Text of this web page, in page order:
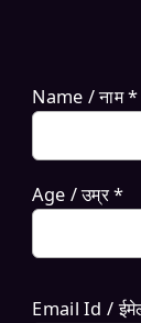
Name / नाम *
Age / उम्र *
Email Id /